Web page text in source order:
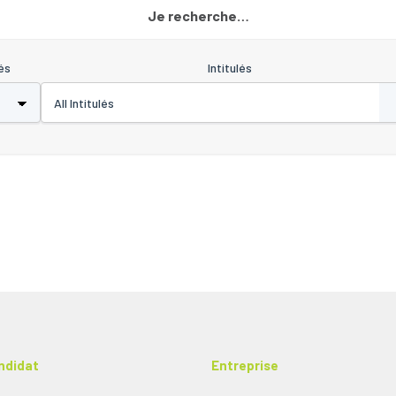
Je recherche…
Intitulés
Entreprise